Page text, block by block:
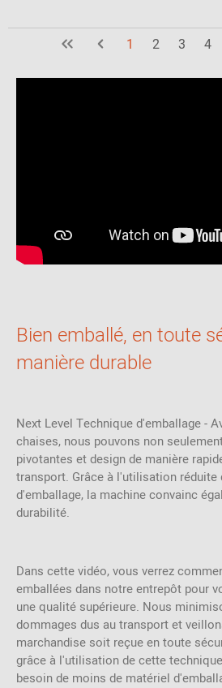
1 2 3 4
Bien emballé, en toute
manière durable
Next Level Technique d'emballage -
chaises, nous pouvons non
pivotantes et design de manière
transport. Grâce à l'utilisation réduite
d'emballage, la machine convainc
durabilité.
Dans cette vidéo, vous verrez
emballées dans notre entrepôt pour
une qualité supérieure. Nous
dommages dus au transport et
marchandise soit reçue en toute
grâce à l'utilisation de cette
besoin de moins de matériel